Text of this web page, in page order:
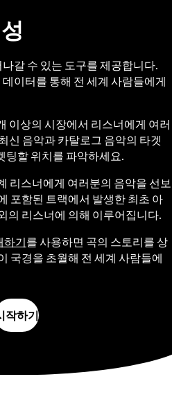
갈 수 있는 도구를 제공합니다.
이터를 통해 전 세계 사람들에게
이상의 시장에서 리스너에게 여러
신 음악과 카탈로그 음악의 타겟
팅할 위치를 파악하세요.
리스너에게 여러분의 음악을 선보
포함된 트랙에서 발생한 최초 아
의 리스너에 의해 이루어집니다.
하기를 사용하면 곡의 스토리를 상
국경을 초월해 전 세계 사람들에
작하기